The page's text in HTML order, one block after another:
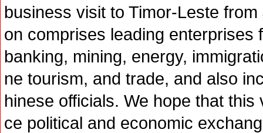
business visit to Timor-Leste
on comprises leading
banking, mining, energy,
ne tourism, and trade, and also
hinese officials. We hope that
ce political and economic